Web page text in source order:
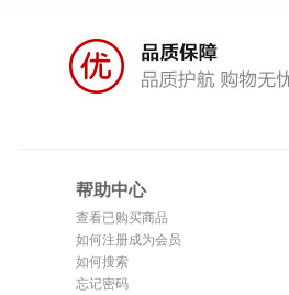
帮助中心
查看已购买商品
如何注册成为会员
如何搜索
忘记密码